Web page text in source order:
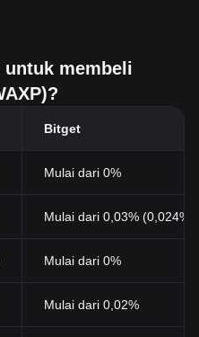
membeli
Bitget
Mulai dari 0%
Mulai dari 0,03% (0,024%
Mulai dari 0%
Mulai dari 0,02%